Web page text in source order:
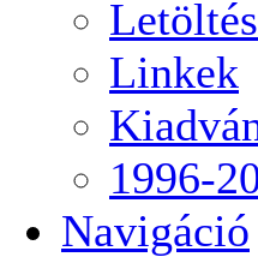
Linkek
1996-
Navigáció